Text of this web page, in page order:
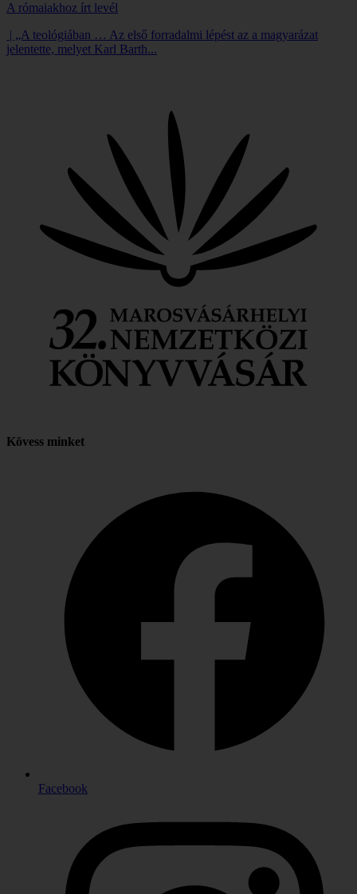
A rómaiakhoz írt levél
| „A teológiában … Az első forradalmi lépést az a magyarázat
jelentette, melyet Karl Barth...
Kövess minket
Facebook